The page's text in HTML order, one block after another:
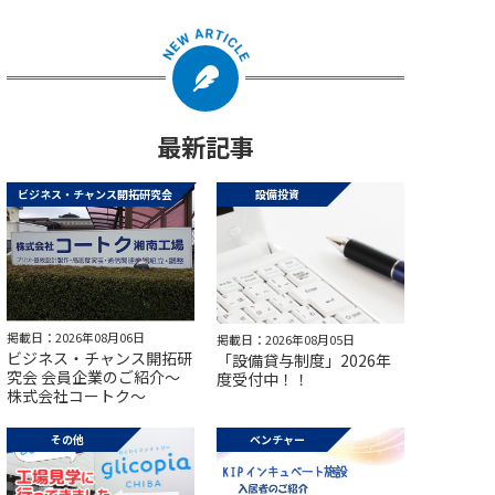
最新記事
ビジネス・チャンス開拓研究会
掲載日：2026年08月06日
ビジネス・チャンス開拓研
究会 会員企業のご紹介～
株式会社コートク～
設備投資
掲載日：2026年08月05日
「設備貸与制度」2026年
度受付中！！
その他 ベンチャー